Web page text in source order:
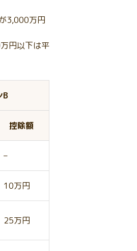
3,000万円
円以下は平
B
控除額
–
10万円
25万円